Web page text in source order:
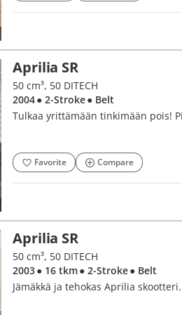
Aprilia SR
50 cm³, 50 DITECH
2004● 2-Stroke● Belt
Tulkaa yrittämään tinkimään pois!
Favorite Compare
Aprilia SR
50 cm³, 50 DITECH
2003● 16 tkm● 2-Stroke● Belt
Jämäkkä ja tehokas Aprilia